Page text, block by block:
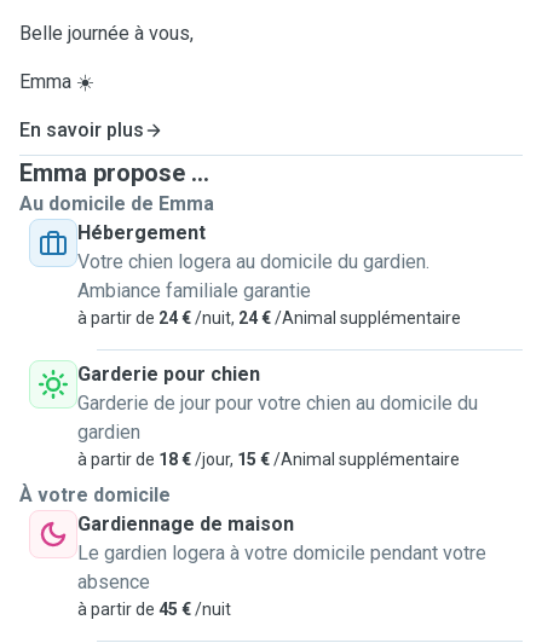
Belle journée à vous,
Emma ☀️
En savoir plus
Emma propose ...
Au domicile de Emma
Hébergement
Votre chien logera au domicile du gardien.
Ambiance familiale garantie
à partir de 24 €/nuit, 24 €/Animal supplémentaire
Garderie pour chien
Garderie de jour pour votre chien au domicile du
gardien
à partir de 18 €/jour, 15 €/Animal supplémentaire
À votre domicile
Gardiennage de maison
Le gardien logera à votre domicile pendant votre
absence
à partir de 45 €/nuit